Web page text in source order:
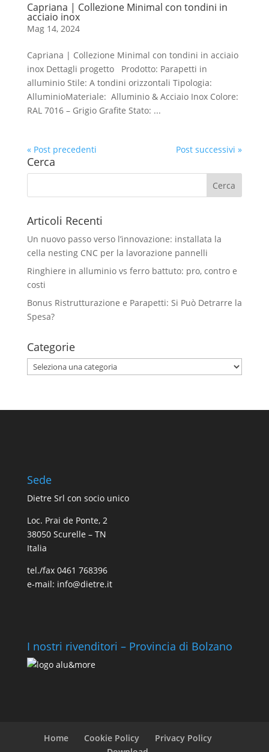
Capriana | Collezione Minimal con tondini in
acciaio inox
Mag 14, 2024
Capriana | Collezione Minimal con tondini in acciaio
inox Dettagli progetto Prodotto: Parapetti in
alluminio Stile: A tondini orizzontali Tipologia:
AlluminioMateriale: Alluminio & Acciaio Inox Colore:
RAL 7016 – Grigio Grafite Stato: ...
« Post precedenti Post successivi »
Cerca
Articoli Recenti
Un nuovo passo verso l’innovazione: installata la
cella nesting CNC per la lavorazione pannelli
Ringhiere in alluminio vs ferro battuto: pro, contro e
costi
Bonus Ristrutturazione e Parapetti: Si Può Detrarre la
Spesa?
Categorie
Categorie
Sede
Dietre Srl con socio unico
Loc. Prai de Ponte, 2
38050 Scurelle – TN
Italia
tel./fax 0461 768396
e-mail: info@dietre.it
I nostri rivenditori – Provincia di Bolzano
Home Cookie Policy
Privacy Policy